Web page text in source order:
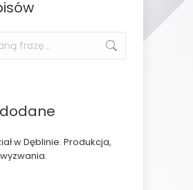
w Dęblinie. Produkcja,